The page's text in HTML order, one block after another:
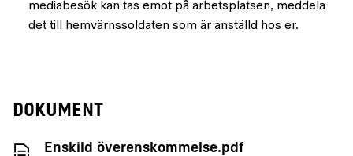
mediabesök kan tas emot på arbetsplatsen, meddela
det till hemvärnssoldaten som är anställd hos er.
DOKUMENT
Enskild överenskommelse.pdf